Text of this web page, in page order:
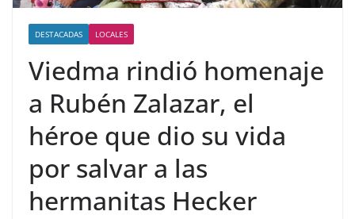
DESTACADAS LOCALES
Viedma rindió homenaje
a Rubén Zalazar, el
héroe que dio su vida
por salvar a las
hermanitas Hecker